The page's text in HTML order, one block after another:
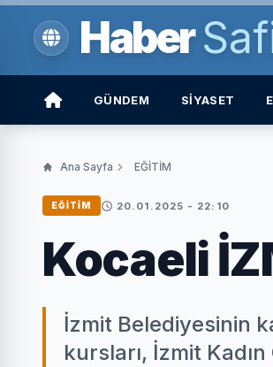
Haber
GÜNDEM SİYASET
Ana Sayfa EĞİTİM
EĞİTİM 20.01.2025 - 22:10
Kocaeli
İzmit Belediyesinin
kursları, İzmit